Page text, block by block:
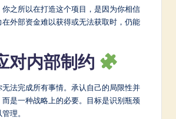
之所以在打造这个项目，是因为你相信
外部资金难以获得或无法获取时，仍能
对内部制约
法完成所有事情。承认自己的局限性并
是一种战略上的必要。目标是识别瓶颈
理。